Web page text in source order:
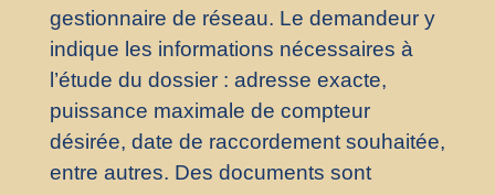
gestionnaire de réseau. Le demandeur y
indique les informations nécessaires à
l’étude du dossier : adresse exacte,
puissance maximale de compteur
désirée, date de raccordement souhaitée,
entre autres. Des documents sont